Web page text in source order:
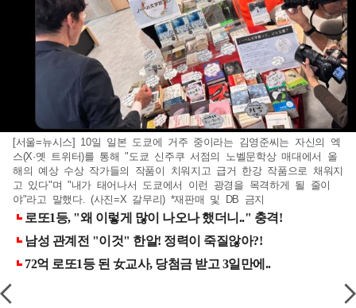
[서울=뉴시스] 10일 일본 도쿄에 거주 중이라는 김영준씨는 자신의 엑
스(X·옛 트위터)를 통해 "도쿄 신주쿠 서점의 노벨문학상 매대에서 올
해의 예상 수상 작가들의 작품이 치워지고 급거 한강 작품으로 채워지
고 있다"며 "내가 태어나서 도쿄에서 이런 광경을 목격하게 될 줄이
야"라고 말했다. (사진=X 갈무리) *재판매 및 DB 금지